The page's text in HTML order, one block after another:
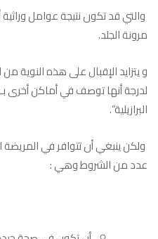
والتي قد تكون نتيجة عوامل
مرونة الجلد.
و يتزايد الإقبال على هذه النوية
لدرجة أنها توصف في أماكن أخرى
البرازيلية”.
ولكن ينبغي أن تتوافر في
عدد من الشروط وهي :